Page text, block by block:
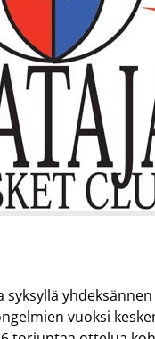
syksyllä
vuoksi